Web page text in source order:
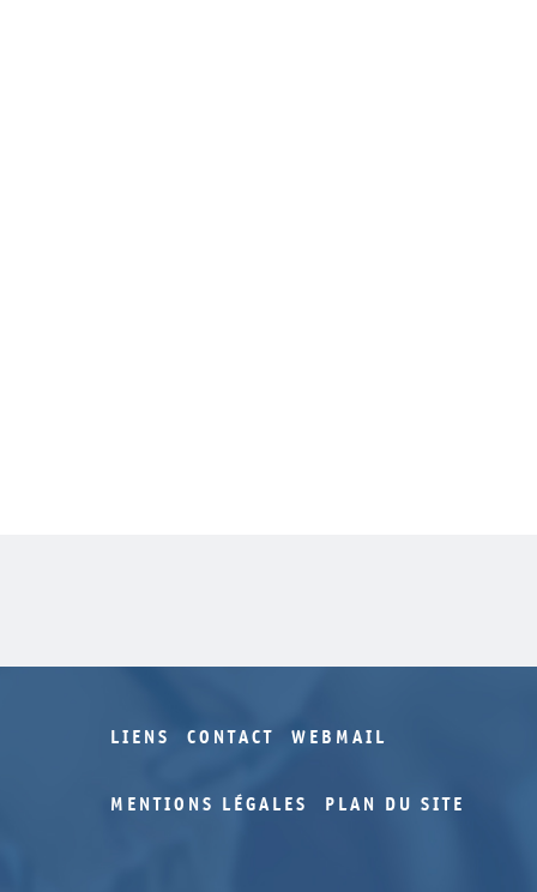
LIENS CONTACT WEBMAIL
MENTIONS LÉGALES PLAN DU SITE